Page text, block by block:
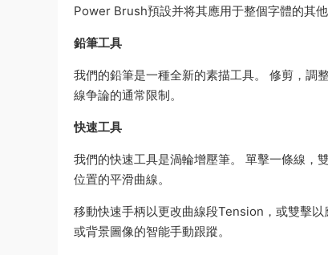
Power Brush預設并将其應用于整個字體的其他
鉛筆工具
我們的鉛筆是一種全新的素描工具。 修剪，調
線争論的通常限制。
快速工具
我們的快速工具是渦輪增壓筆。 單擊一條線，
位置的平滑曲線。
移動快速手柄以更改曲線段Tension，或雙擊
或背景圖像的智能手動跟蹤。